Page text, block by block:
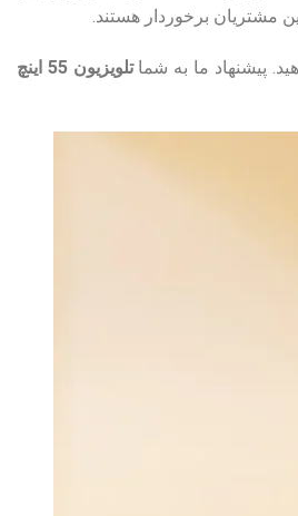
پیشنهاد ما به شما
تلویزیون 55 اینچ